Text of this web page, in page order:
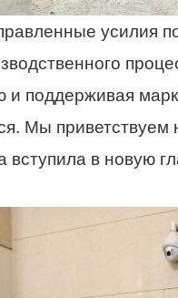
усилия
и поддерживая
Мы приветствуем
в новую